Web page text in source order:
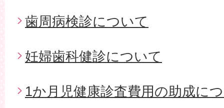
歯周病検診について
妊婦歯科健診について
1か月児健康診査費用の助成に